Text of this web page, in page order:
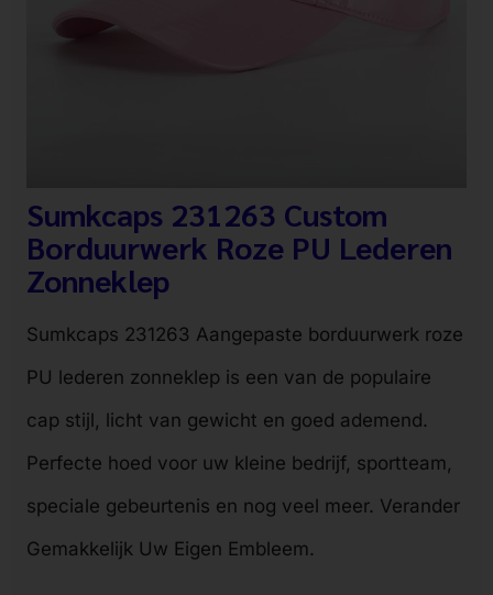
Sumkcaps 231263 Custom
Borduurwerk Roze PU Lederen
Zonneklep
Sumkcaps 231263 Aangepaste borduurwerk roze
PU lederen zonneklep is een van de populaire
cap stijl, licht van gewicht en goed ademend.
Perfecte hoed voor uw kleine bedrijf, sportteam,
speciale gebeurtenis en nog veel meer. Verander
Gemakkelijk Uw Eigen Embleem.